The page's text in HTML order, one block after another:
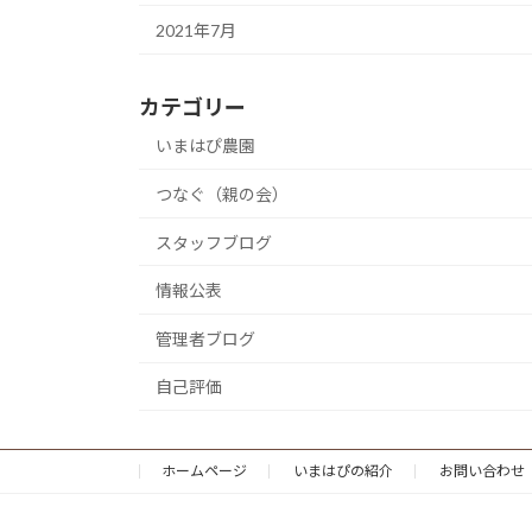
2021年7月
カテゴリー
いまはぴ農園
つなぐ（親の会）
スタッフブログ
情報公表
管理者ブログ
自己評価
ホームページ いまはぴの紹介 お問い合わせ